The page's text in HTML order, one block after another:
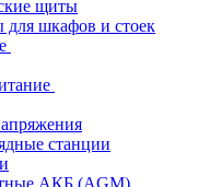
щиты
для шкафов и стоек
станции
АКБ (AGM)